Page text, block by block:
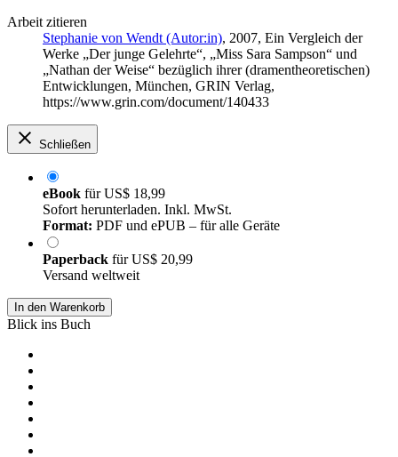
Arbeit zitieren
Stephanie von Wendt (Autor:in), 2007, Ein Vergleich der
Werke „Der junge Gelehrte“, „Miss Sara Sampson“ und
„Nathan der Weise“ bezüglich ihrer (dramentheoretischen)
Entwicklungen, München, GRIN Verlag,
https://www.grin.com/document/140433
Schließen
eBook fürUS$ 18,99
Sofort herunterladen. Inkl. MwSt.
Format: PDF und ePUB – für alle Geräte
Paperback fürUS$ 20,99
Versand weltweit
In den Warenkorb
Blick ins Buch